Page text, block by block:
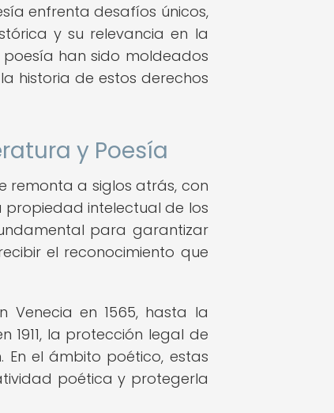
enfrenta desafíos únicos,
y su relevancia en la
han sido moldeados
historia de estos derechos
y Poesía
remonta a siglos atrás, con
intelectual de los
para garantizar
el reconocimiento que
en 1565, hasta la
1911, la protección legal de
el ámbito poético, estas
poética y protegerla